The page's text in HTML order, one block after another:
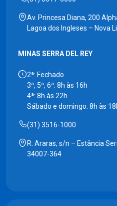
Av. Princesa Diana, 200
Lagoa dos Ingleses – Nova
MINAS SERRA DEL REY
2ª: Fechado
3ª, 5ª, 6ª: 8h às 16h
4ª: 8h às 22h
Sábado e domingo: 8h às
(31) 3516-1000
R. Araras, s/n – Estância
34007-364